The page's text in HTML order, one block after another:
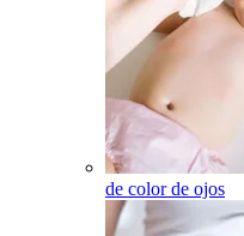
de color de ojos